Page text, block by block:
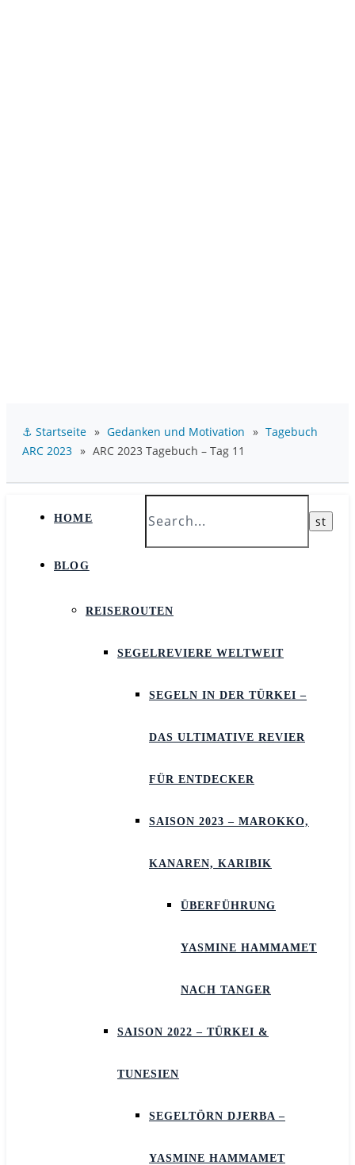
⚓ Startseite » Gedanken und Motivation » Tagebuch
ARC 2023 » ARC 2023 Tagebuch – Tag 11
HOME
BLOG
REISEROUTEN
SEGELREVIERE WELTWEIT
SEGELN IN DER TÜRKEI –
DAS ULTIMATIVE REVIER
FÜR ENTDECKER
SAISON 2023 – MAROKKO,
KANAREN, KARIBIK
ÜBERFÜHRUNG
YASMINE HAMMAMET
NACH TANGER
SAISON 2022 – TÜRKEI &
TUNESIEN
SEGELTÖRN DJERBA –
YASMINE HAMMAMET